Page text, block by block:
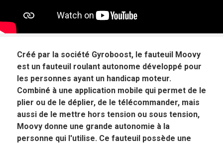
Créé par la société Gyroboost, le fauteuil Moovy
est un fauteuil roulant autonome développé pour
les personnes ayant un handicap moteur.
Combiné à une application mobile qui permet de le
plier ou de le déplier, de le télécommander, mais
aussi de le mettre hors tension ou sous tension,
Moovy donne une grande autonomie à la
personne qui l'utilise. Ce fauteuil possède une